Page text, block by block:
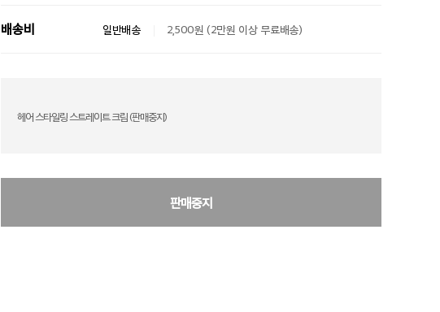
배송비 일반배송 2,500원 (2만원 이상 무료배송)
헤어 스타일링 스트레이트 크림 (판매중지)
판매중지